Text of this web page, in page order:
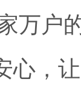
万户
心，